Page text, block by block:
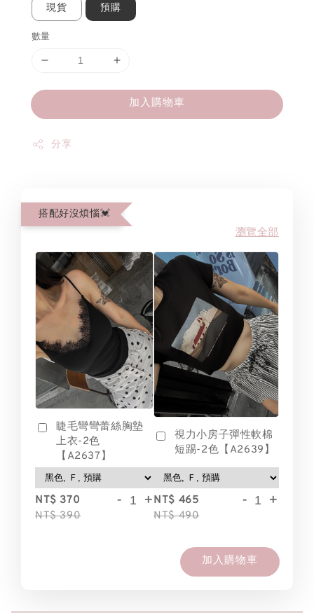
現貨 預購
數量
加入購物車
分享
搭配好沒煩惱💓
瀏覽全部
睫毛彎彎蕾絲胸墊
上衣-2色
【A2637】
NT$ 370
NT$ 390
- +
視力小房子彈性軟棉
短踢-2色【A2639】
NT$ 465
NT$ 490
- +
加入購物車